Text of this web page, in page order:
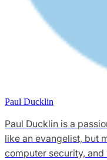
Paul Ducklin
Paul Ducklin is a
like an evangelist, but
computer security,